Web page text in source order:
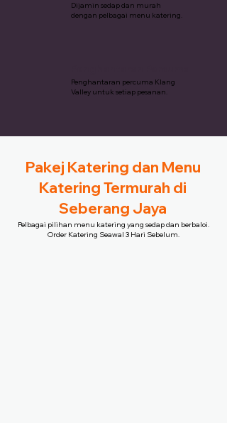
Dijamin sedap dan murah
dengan pelbagai menu katering.
Penghantaran percuma Klang
Valley untuk setiap pesanan.
Pakej Katering dan Menu
Katering Termurah di
Seberang Jaya
Pelbagai pilihan menu katering yang sedap dan berbaloi.
Order Katering Seawal 3 Hari Sebelum.